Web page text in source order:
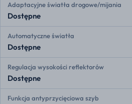
Adaptacyjne światła drogowe/mijania
Dostępne
Automatyczne światła
Dostępne
Regulacja wysokości reflektorów
Dostępne
Funkcja antyprzycięciowa szyb